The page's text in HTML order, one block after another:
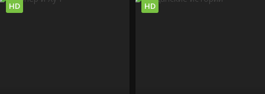
HD HD